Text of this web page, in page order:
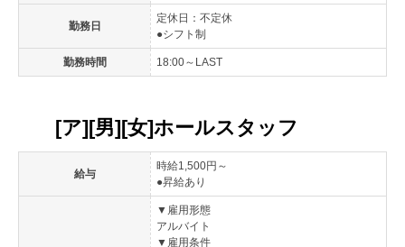
勤務日
定休日：不定休
●シフト制
勤務時間 18:00～LAST
[ア][男][女]ホールスタッフ
給与
時給1,500円～
●昇給あり
▼雇用形態
アルバイト
▼雇用条件